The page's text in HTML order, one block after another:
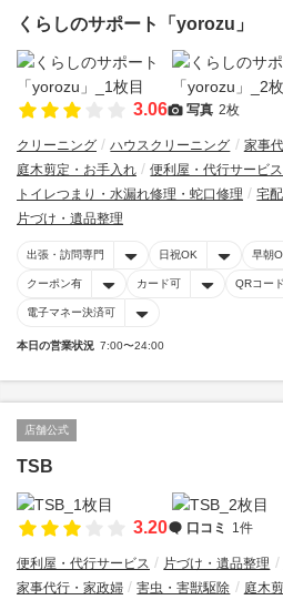
くらしのサポート「yorozu」
3.06 写真 2枚
クリーニング ハウスクリーニング 家事
庭木剪定・お手入れ
便利屋・代行サービス
トイレつまり・水漏れ修理・蛇口修理
宅
片づけ・遺品整理
出張・訪問専門 日祝OK 早朝
クーポン有 カード可 QRコー
電子マネー決済可
本日の営業状況 7:00〜24:00
店舗公式
TSB
3.20 口コミ 1件
便利屋・代行サービス 片づけ・遺品整理
家事代行・家政婦
害虫・害獣駆除
庭木